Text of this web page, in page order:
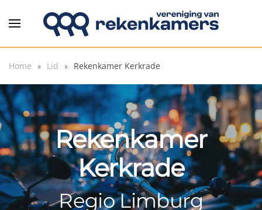
Overslaan en naar de inhoud gaan
Home Lid Rekenkamer Kerkrade
Rekenkamer
Kerkrade
Regio Limburg